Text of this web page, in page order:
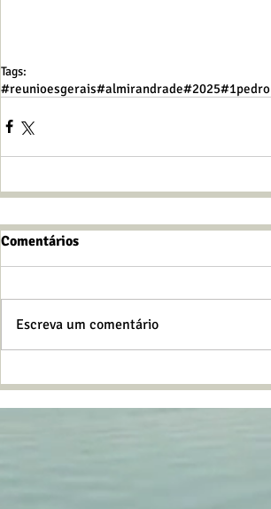
Tags:
#reunioesgerais#almirandrade#2025#1pedro
Comentários
Escreva um comentário